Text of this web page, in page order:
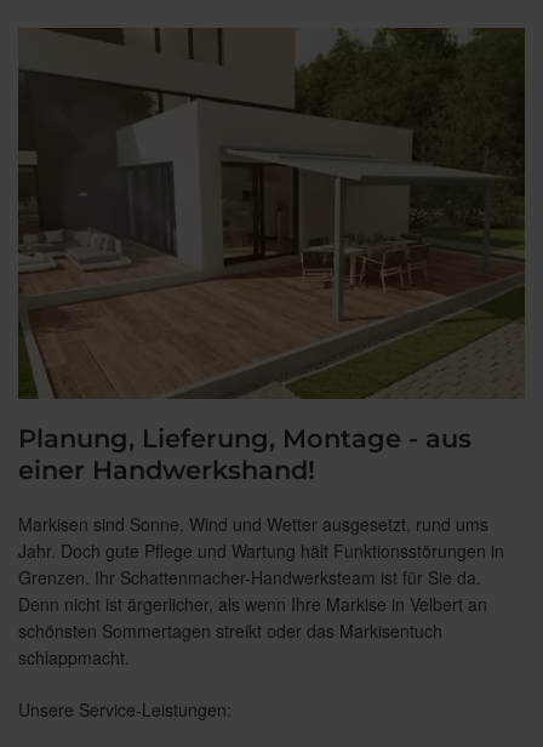
Planung, Lieferung, Montage - aus
einer Handwerkshand!
Markisen sind Sonne, Wind und Wetter ausgesetzt, rund ums
Jahr. Doch gute Pflege und Wartung hält Funktionsstörungen in
Grenzen. Ihr Schattenmacher-Handwerksteam ist für Sie da.
Denn nicht ist ärgerlicher, als wenn Ihre Markise in Velbert an
schönsten Sommertagen streikt oder das Markisentuch
schlappmacht.
Unsere Service-Leistungen: